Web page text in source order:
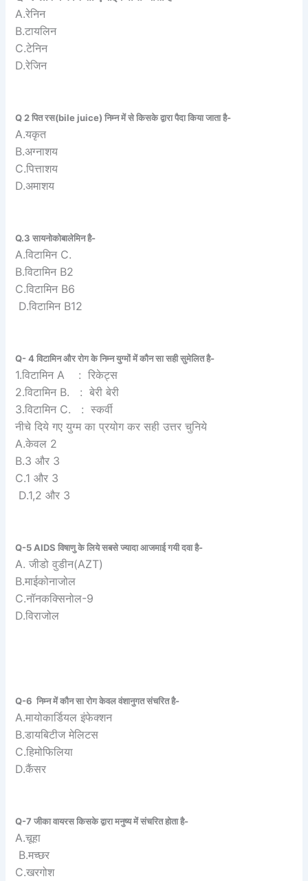
A.रेनिन
B.टायलिन
C.टेनिन
D.रेजिन
Q 2 पित रस(bile juice) निम्न में से किसके द्वारा पैदा किया जाता है-
A.यकृत
B.अग्नाशय
C.पित्ताशय
D.अमाशय
Q.3 सायनोकोबालेमिन है-
A.विटामिन C.
B.विटामिन B2
C.विटामिन B6
D.विटामिन B12
Q- 4 विटामिन और रोग के निम्न युग्मों में कौन सा सही सुमेलित है-
1.विटामिन A : रिकेट्स
2.विटामिन B. : बेरी बेरी
3.विटामिन C. : स्कर्वी
नीचे दिये गए युग्म का प्रयोग कर सही उत्तर चुनिये
A.केवल 2
B.3 और 3
C.1 और 3
D.1,2 और 3
Q-5 AIDS विषाणु के लिये सबसे ज्यादा आजमाई गयी दवा है-
A. जीडो वुडीन(AZT)
B.माईकोनाजोल
C.नॉनकक्सिनोल-9
D.विराजोल
Q-6 निम्न में कौन सा रोग केवल वंशानुगत संचरित है-
A.मायोकार्डियल इंफेक्शन
B.डायबिटीज मेलिटस
C.हिमोफिलिया
D.कैंसर
Q-7 जीका वायरस किसके द्वारा मनुष्य में संचरित होता है-
A.चूहा
B.मच्छर
C.खरगोश